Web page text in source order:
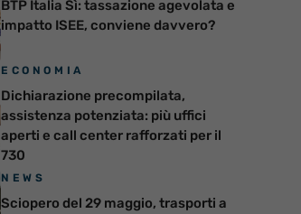
BTP Italia Sì: tassazione agevolata e
impatto ISEE, conviene davvero?
ECONOMIA
Dichiarazione precompilata,
assistenza potenziata: più uffici
aperti e call center rafforzati per il
730
NEWS
Sciopero del 29 maggio, trasporti a